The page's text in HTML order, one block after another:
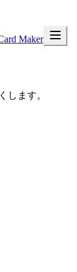
Maker
します。